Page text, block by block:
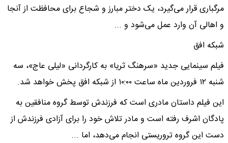
مرگباری قرار می‌گیرد، یک دختر مبارز و شجاع برای محافظت از آنجا
و اهالی آن وارد عمل می‌شود و ...
شبکه افق
فیلم سینمایی جدید «سرهنگ ثریا» به کارگردانی «لیلی عاج»، سه
شنبه ۱۲ فروردین ماه ساعت ۱۰:۰۰ از شبکه افق پخش خواهد شد.
این فیلم داستان مادری است که فرزندش توسط گروه منافقین به
پادگان اشرف رفته است و مادر تلاش خود را برای آزادی فرزندش از
دست این گروه تروریستی انجام می‌دهد، اما ...